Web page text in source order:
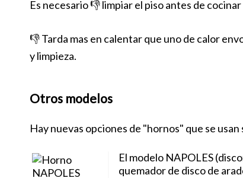
Es necesario 👎 limpiar el piso antes de
👎 Tarda mas en calentar que uno de calor
y limpieza.
Otros modelos
Hay nuevas opciones de "hornos" que se
El modelo NAPOLES
quemador de disco de